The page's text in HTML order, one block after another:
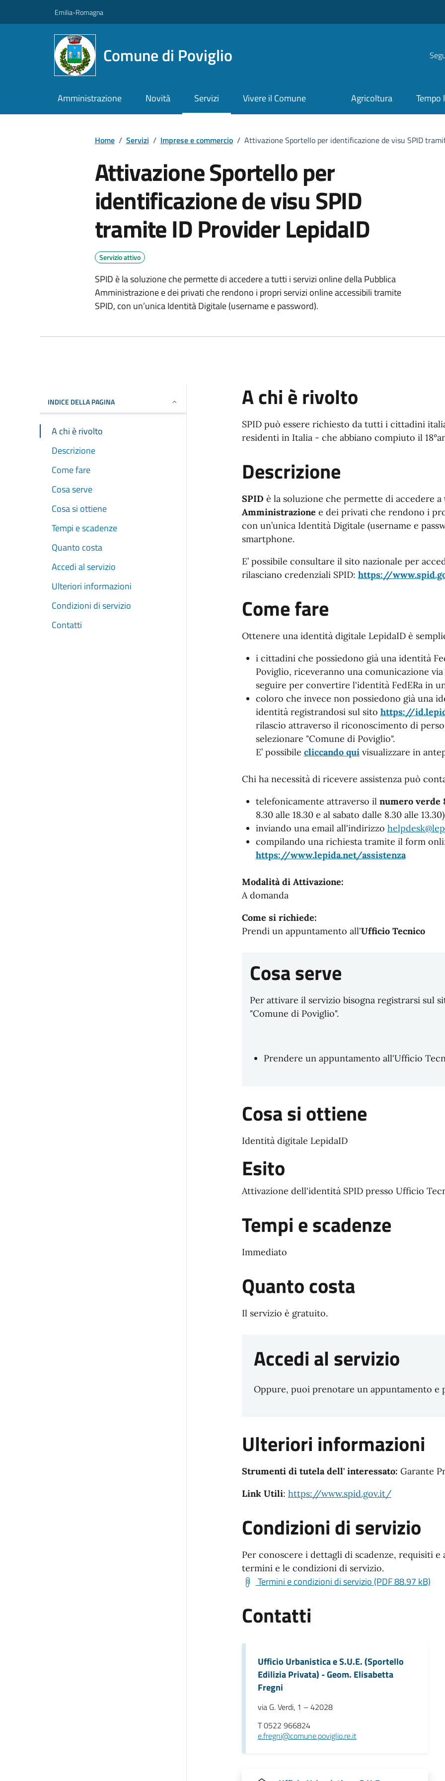
Emilia-Romagna
Comune di Poviglio
Amministrazione Novità Servizi Vivere il Comune Agricoltura Tempo
Home / Servizi / Imprese e commercio / Attivazione Sportello per identificazione de visu SPID
Attivazione Sportello per
identificazione de visu SPID
tramite ID Provider LepidaID
Servizio attivo
SPID è la soluzione che permette di accedere a tutti i servizi online della Pubblica
Amministrazione e dei privati che rendono i propri servizi online accessibili tramite
SPID, con un’unica Identità Digitale (username e password).
INDICE DELLA PAGINA
A chi è rivolto
Descrizione
Come fare
Cosa serve
Cosa si ottiene
Tempi e scadenze
Quanto costa
Accedi al servizio
Ulteriori informazioni
Condizioni di servizio
Contatti
A chi è rivolto
SPID può essere richiesto da tutti i cittadini
residenti in Italia - che abbiano compiuto il
Descrizione
SPID è la soluzione che permette di accedere a
Amministrazione e dei privati che rendono i
con un’unica Identità Digitale (username e
smartphone.
E’ possibile consultare il sito nazionale per
rilasciano credenziali SPID: https://
Come fare
Ottenere una identità digitale LepidaID è
i cittadini che possiedono già una identità
Poviglio, riceveranno una comunicazione
seguire per convertire l'identità FedERa in
coloro che invece non possiedono già una
identità registrandosi sul sito https://
rilascio attraverso il riconoscimento di
selezionare "Comune di Poviglio".
E’ possibile cliccando quivisualizzare in
Chi ha necessità di ricevere assistenza può
telefonicamente attraverso il numero verde
8.30 alle 18.30 e al sabato dalle 8.30 alle 13.30)
inviando una email all'indirizzo
compilando una richiesta tramite il form
https://www.lepida.net/assistenza
Modalità di Attivazione:
A domanda
Come si richiede:
Prendi un appuntamento all'Ufficio Tecnico
Cosa serve
Per attivare il servizio bisogna registrarsi sul
"Comune di Poviglio".
Prendere un appuntamento all'Ufficio
Cosa si ottiene
Identità digitale LepidaID
Esito
Attivazione dell'identità SPID presso Ufficio
Tempi e scadenze
Immediato
Quanto costa
Il servizio è gratuito.
Accedi al servizio
Oppure, puoi prenotare un appuntamento e
Ulteriori informazioni
Strumenti di tutela dell' interessato: Garante
Link Utili: https://www.spid.gov.it/
Condizioni di servizio
Per conoscere i dettagli di scadenze, requisiti
termini e le condizioni di servizio.
Termini e condizioni di servizio (PDF 88.97 kB)
Contatti
Ufficio Urbanistica e S.U.E. (Sportello
Edilizia Privata) - Geom. Elisabetta
Fregni
via G. Verdi, 1 – 42028
T 0522 966824
e.fregni@comune.poviglio.re.it